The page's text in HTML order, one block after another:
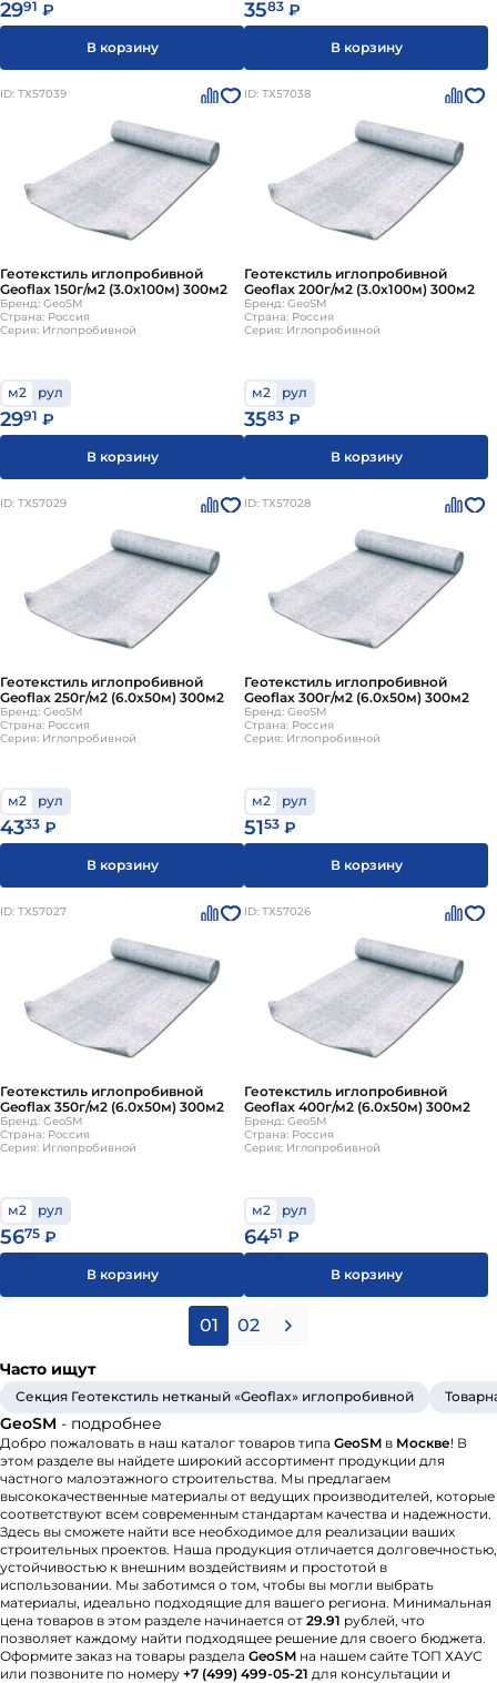
2991 ₽
В корзину
3583 ₽
В корзину
ID: ТХ57039
Геотекстиль иглопробивной
Geoflax 150г/м2 (3.0х100м) 300м2
Бренд: GeoSM
Страна: Россия
Серия: Иглопробивной
м2 рул
2991 ₽
В корзину
ID: ТХ57038
Геотекстиль иглопробивной
Geoflax 200г/м2 (3.0х100м) 300м2
Бренд: GeoSM
Страна: Россия
Серия: Иглопробивной
м2 рул
3583 ₽
В корзину
ID: ТХ57029
Геотекстиль иглопробивной
Geoflax 250г/м2 (6.0х50м) 300м2
Бренд: GeoSM
Страна: Россия
Серия: Иглопробивной
м2 рул
4333 ₽
В корзину
ID: ТХ57028
Геотекстиль иглопробивной
Geoflax 300г/м2 (6.0х50м) 300м2
Бренд: GeoSM
Страна: Россия
Серия: Иглопробивной
м2 рул
5153 ₽
В корзину
ID: ТХ57027
Геотекстиль иглопробивной
Geoflax 350г/м2 (6.0х50м) 300м2
Бренд: GeoSM
Страна: Россия
Серия: Иглопробивной
м2 рул
5675 ₽
В корзину
ID: ТХ57026
Геотекстиль иглопробивной
Geoflax 400г/м2 (6.0х50м) 300м2
Бренд: GeoSM
Страна: Россия
Серия: Иглопробивной
м2 рул
6451 ₽
В корзину
01 02
Часто ищут
Секция Геотекстиль нетканый «Geoflax» иглопробивной
GeoSM - подробнее
Добро пожаловать в наш каталог товаров типа GeoSM в Москве! В
этом разделе вы найдете широкий ассортимент продукции для
частного малоэтажного строительства. Мы предлагаем
высококачественные материалы от ведущих производителей, которые
соответствуют всем современным стандартам качества и надежности.
Здесь вы сможете найти все необходимое для реализации ваших
строительных проектов. Наша продукция отличается долговечностью,
устойчивостью к внешним воздействиям и простотой в
использовании. Мы заботимся о том, чтобы вы могли выбрать
материалы, идеально подходящие для вашего региона. Минимальная
цена товаров в этом разделе начинается от 29.91 рублей, что
позволяет каждому найти подходящее решение для своего бюджета.
Оформите заказ на товары раздела GeoSM на нашем сайте ТОП ХАУС
или позвоните по номеру +7 (499) 499-05-21 для консультации и